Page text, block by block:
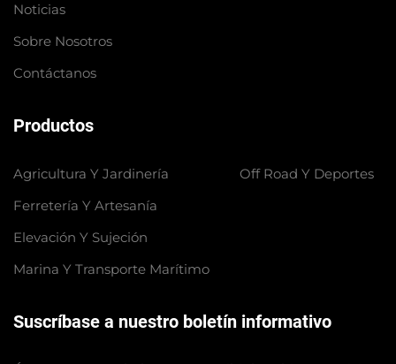
Noticias
Sobre Nosotros
Contáctanos
Productos
Agricultura Y Jardinería
Ferretería Y Artesanía
Elevación Y Sujeción
Marina Y Transporte Marítimo
Off Road Y Deportes
Suscríbase a nuestro boletín informativo